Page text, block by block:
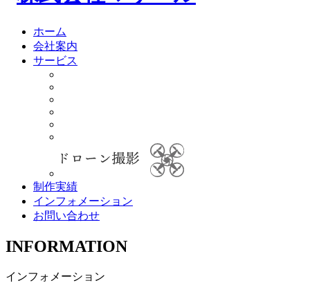
ホーム
会社案内
サービス
制作実績
インフォメーション
お問い合わせ
INFORMATION
インフォメーション